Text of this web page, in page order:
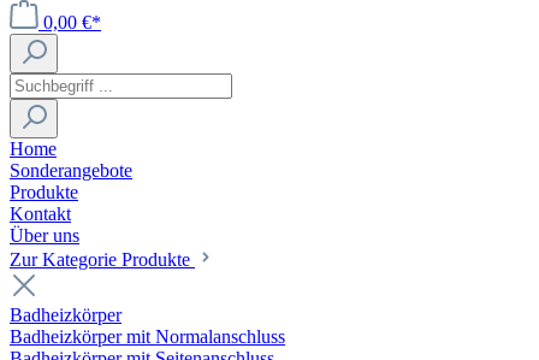
0,00 €*
Home
Sonderangebote
Produkte
Kontakt
Über uns
Zur Kategorie Produkte
Badheizkörper
Badheizkörper mit Normalanschluss